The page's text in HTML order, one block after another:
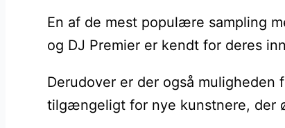
En af de mest populære sampling
og DJ Premier er kendt for deres
Derudover er der også
tilgængeligt for nye kunstnere, der